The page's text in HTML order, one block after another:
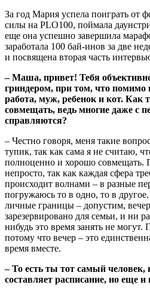
За год Мария успела поиграть от
силы на PLO100, поймала
еще она успешно завершила
заработала 100 бай-инов за две
и посвящена вторая часть
– Маша, привет! Тебя
гриндером, при том, что помимо
работа, муж, ребенок и кот. Как
совмещать, ведь многие даже с
справляются?
– Честно говоря, меня такие
тупик, так как сама я не считаю,
полноценно и хорошо совмещать.
непросто, так как каждая сфера
происходит волнами – в разные
погружаюсь то в одно, то в
личные границы – допустим,
зарезервировано для семьи, и ни
нибудь это время занять не могут.
потому что вечер – это
время вместе.
– То есть ты тот самый человек,
составляет расписание, но еще и